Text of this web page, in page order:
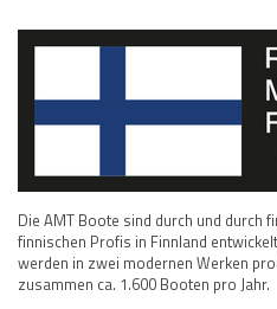
Die AMT Boote sind durch und durch
finnischen Profis in Finnland
werden in zwei modernen Werken
zusammen ca. 1.600 Booten pro Jahr.